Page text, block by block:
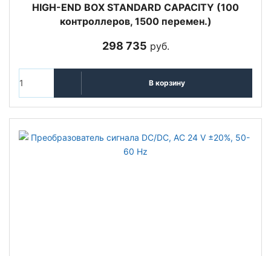
HIGH-END BOX STANDARD CAPACITY (100
контроллеров, 1500 перемен.)
298 735 руб.
В корзину